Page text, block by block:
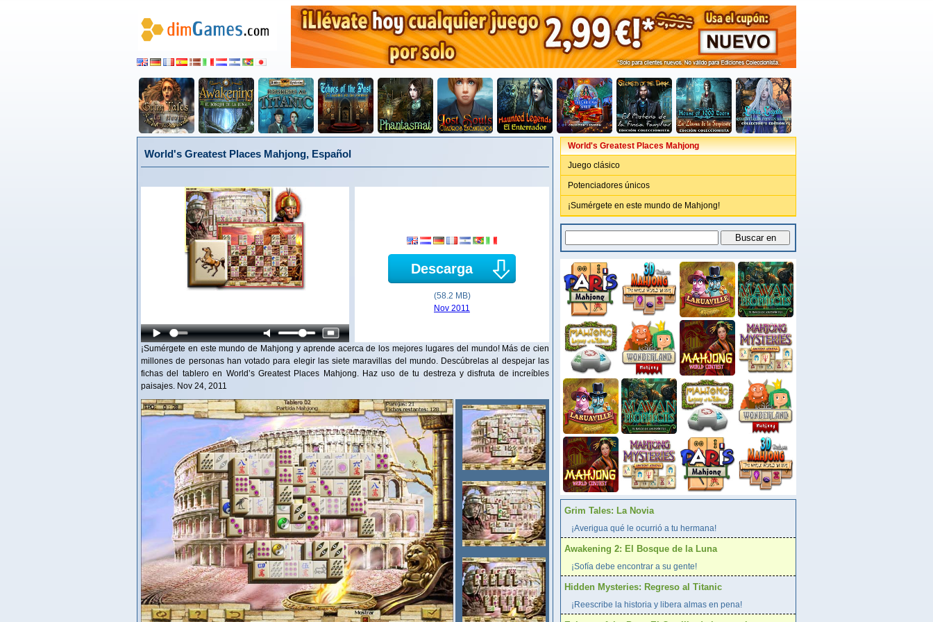
World's Greatest Places Mahjong, Español
Descarga
(58.2 MB)
Nov 2011
¡Sumérgete en este mundo de Mahjong y aprende acerca de los mejores lugares del mundo! Más de cien
millones de personas han votado para elegir las siete maravillas del mundo. Descúbrelas al despejar las
fichas del tablero en World’s Greatest Places Mahjong. Haz uso de tu destreza y disfruta de increíbles
paisajes. Nov 24, 2011
World's Greatest Places Mahjong
Juego clásico
Potenciadores únicos
¡Sumérgete en este mundo de Mahjong!
Grim Tales: La Novia
¡Averigua qué le ocurrió a tu hermana!
Awakening 2: El Bosque de la Luna
¡Sofía debe encontrar a su gente!
Hidden Mysteries: Regreso al Titanic
¡Reescribe la historia y libera almas en pena!